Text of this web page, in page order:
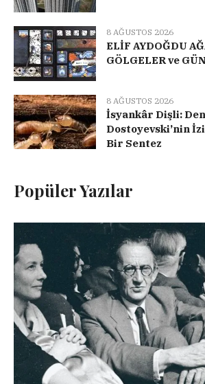
8 AĞUSTOS 2026
ELİF AYDOĞDU
GÖLGELER ve
8 AĞUSTOS 2026
İsyankâr Dişli:
Dostoyevski’nin
Bir Sentez
Popüler Yazılar